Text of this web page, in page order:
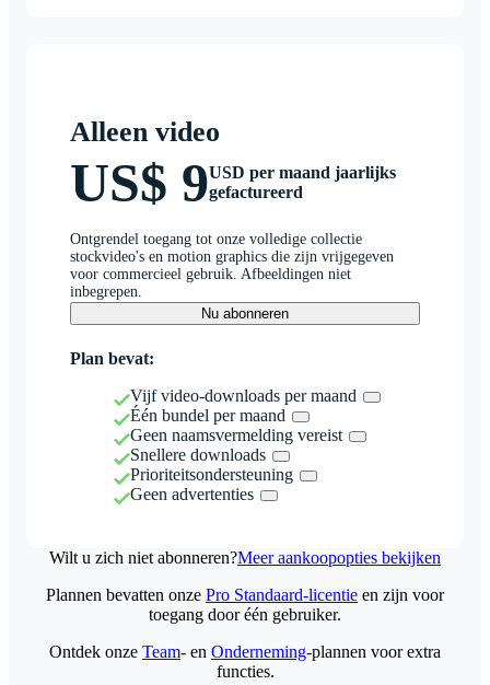
Alleen video
US$ 9USD per maand jaarlijks
gefactureerd
Ontgrendel toegang tot onze volledige collectie
stockvideo's en motion graphics die zijn vrijgegeven
voor commercieel gebruik. Afbeeldingen niet
inbegrepen.
Nu abonneren
Plan bevat:
Vijf video-downloads per maand
Één bundel per maand
Geen naamsvermelding vereist
Snellere downloads
Prioriteitsondersteuning
Geen advertenties
Wilt u zich niet abonneren?Meer aankoopopties bekijken
Plannen bevatten onze Pro Standaard-licentie en zijn voor
toegang door één gebruiker.
Ontdek onze Team- en Onderneming-plannen voor extra
functies.